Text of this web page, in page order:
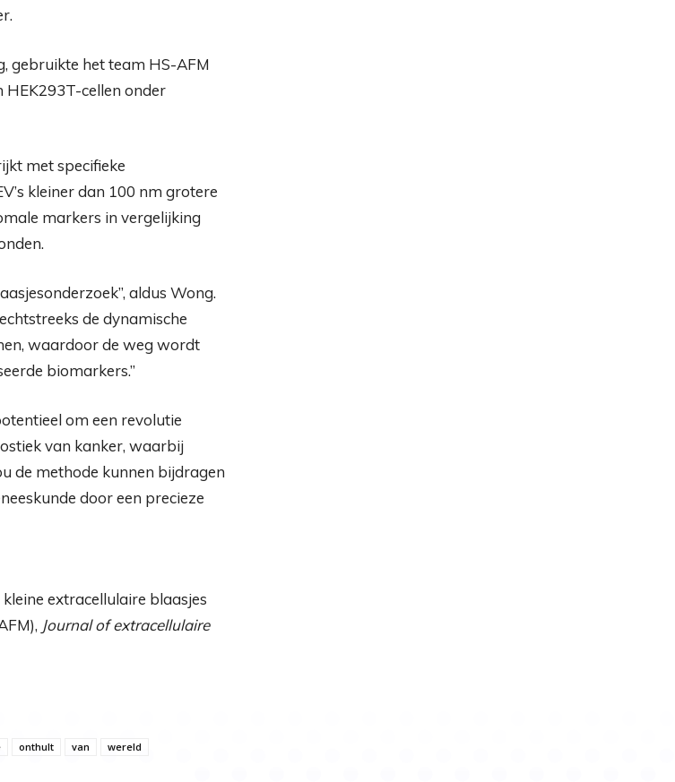
gebruikte het team HS-AFM
HEK293T-cellen onder
met specifieke
kleiner dan 100 nm grotere
markers in vergelijking
aldus Wong.
de dynamische
waardoor de weg wordt
biomarkers.”
om een ​​revolutie
van kanker, waarbij
de methode kunnen bijdragen
door een precieze
extracellulaire blaasjes
Journal of extracellulaire
onthult van wereld